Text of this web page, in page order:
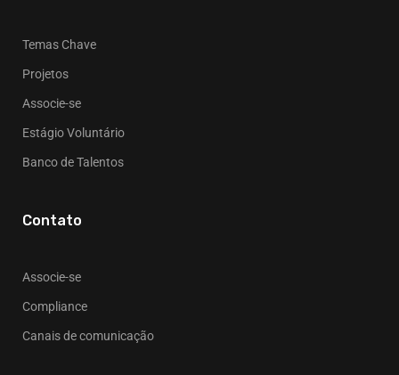
Temas Chave
Projetos
Associe-se
Estágio Voluntário
Banco de Talentos
Contato
Associe-se
Compliance
Canais de comunicação